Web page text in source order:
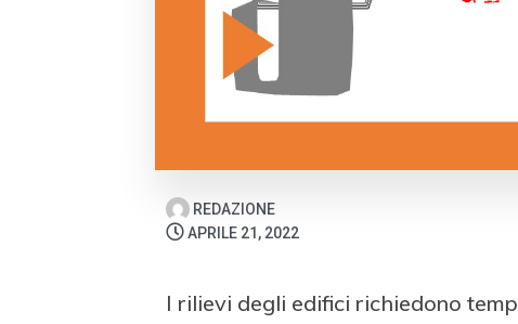
REDAZIONE
APRILE 21, 2022
I rilievi degli edifici richiedono